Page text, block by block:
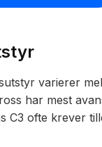
varierer
har mest
C3 ofte krever